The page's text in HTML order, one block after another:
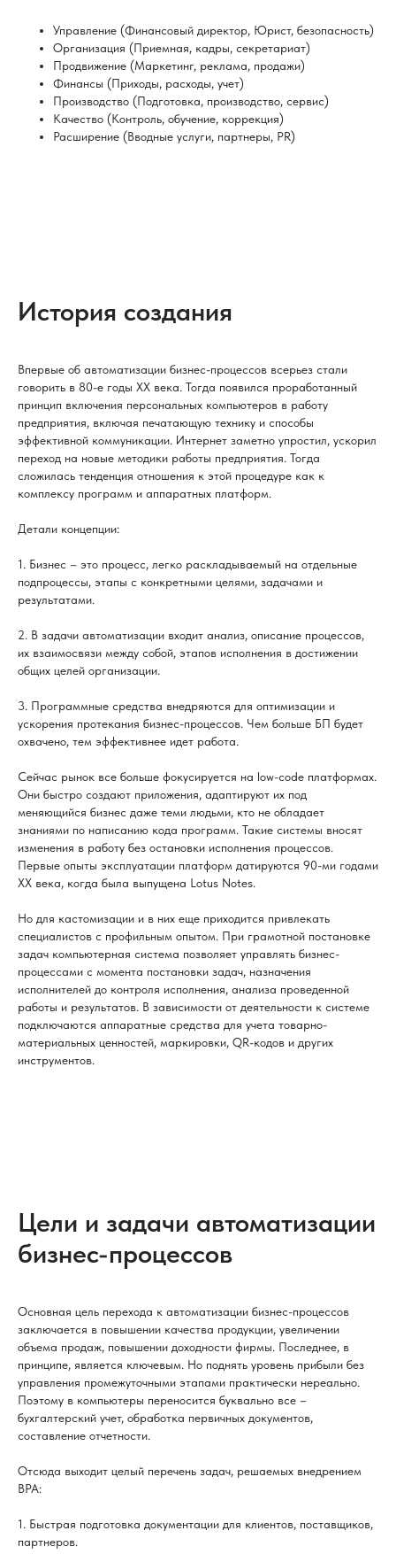
Управление (Финансовый директор, Юрист, безопасность)
Организация (Приемная, кадры, секретариат)
Продвижение (Маркетинг, реклама, продажи)
Финансы (Приходы, расходы, учет)
Производство (Подготовка, производство, сервис)
Качество (Контроль, обучение, коррекция)
Расширение (Вводные услуги, партнеры, PR)
История создания
Впервые об автоматизации бизнес-процессов всерьез стали
говорить в 80-е годы XX века. Тогда появился проработанный
принцип включения персональных компьютеров в работу
предприятия, включая печатающую технику и способы
эффективной коммуникации. Интернет заметно упростил, ускорил
переход на новые методики работы предприятия. Тогда
сложилась тенденция отношения к этой процедуре как к
комплексу программ и аппаратных платформ.
Детали концепции:
1. Бизнес – это процесс, легко раскладываемый на отдельные
подпроцессы, этапы с конкретными целями, задачами и
результатами.
2. В задачи автоматизации входит анализ, описание процессов,
их взаимосвязи между собой, этапов исполнения в достижении
общих целей организации.
3. Программные средства внедряются для оптимизации и
ускорения протекания бизнес-процессов. Чем больше БП будет
охвачено, тем эффективнее идет работа.
Сейчас рынок все больше фокусируется на low-code платформах.
Они быстро создают приложения, адаптируют их под
меняющийся бизнес даже теми людьми, кто не обладает
знаниями по написанию кода программ. Такие системы вносят
изменения в работу без остановки исполнения процессов.
Первые опыты эксплуатации платформ датируются 90-ми годами
XX века, когда была выпущена Lotus Notes.
Но для кастомизации и в них еще приходится привлекать
специалистов с профильным опытом. При грамотной постановке
задач компьютерная система позволяет управлять бизнес-
процессами с момента постановки задач, назначения
исполнителей до контроля исполнения, анализа проведенной
работы и результатов. В зависимости от деятельности к системе
подключаются аппаратные средства для учета товарно-
материальных ценностей, маркировки, QR-кодов и других
инструментов.
Цели и задачи автоматизации
бизнес-процессов
Основная цель перехода к автоматизации бизнес-процессов
заключается в повышении качества продукции, увеличении
объема продаж, повышении доходности фирмы. Последнее, в
принципе, является ключевым. Но поднять уровень прибыли без
управления промежуточными этапами практически нереально.
Поэтому в компьютеры переносится буквально все –
бухгалтерский учет, обработка первичных документов,
составление отчетности.
Отсюда выходит целый перечень задач, решаемых внедрением
BPA:
1. Быстрая подготовка документации для клиентов, поставщиков,
партнеров.